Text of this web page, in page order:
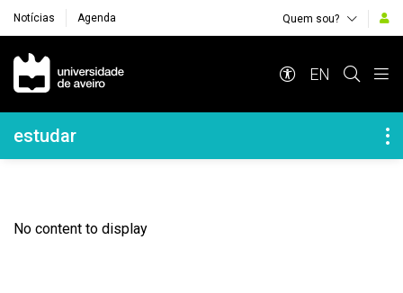
Notícias Agenda Quem sou?
Navegação Principal
EN
Navegação Lateral
estudar
No content to display